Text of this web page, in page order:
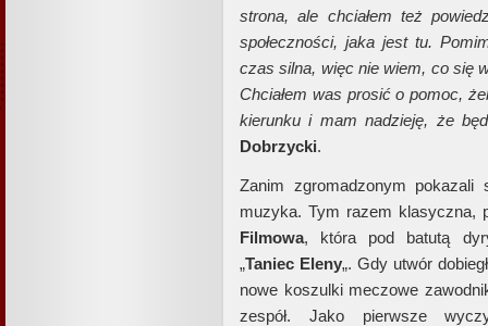
strona, ale chciałem też
społeczności, jaka jest tu.
czas silna, więc nie wiem, co się
Chciałem was prosić o pomoc,
kierunku i mam nadzieję, że
Dobrzycki.
Zanim zgromadzonym pokazali
muzyka. Tym razem klasyczna,
Filmowa, która pod batutą
„Taniec Eleny„. Gdy utwór
nowe koszulki meczowe
zespół. Jako pierwsze